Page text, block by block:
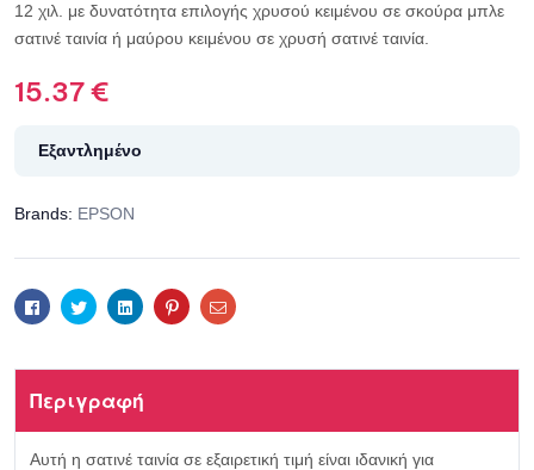
12 χιλ. με δυνατότητα επιλογής χρυσού κειμένου σε σκούρα μπλε
σατινέ ταινία ή μαύρου κειμένου σε χρυσή σατινέ ταινία.
15.37€
Εξαντλημένο
Brands: EPSON
FacebookTwitterLinkedinPinterestEmail
Περιγραφή
Αυτή η σατινέ ταινία σε εξαιρετική τιμή είναι ιδανική για